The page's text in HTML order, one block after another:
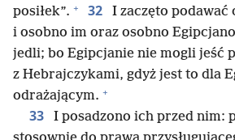
posiłek”. + 32
I zaczęto podawać
i osobno im oraz osobno
jedli; bo Egipcjanie nie mogli jeść
z Hebrajczykami, gdyż jest to dla
odrażającym. +
33
I posadzono ich przed nim: